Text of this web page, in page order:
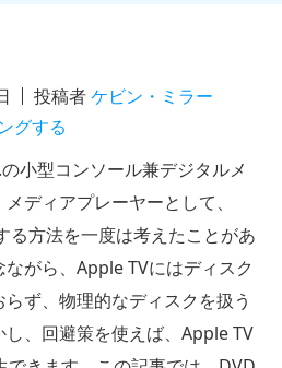
投稿者ケビン・ミラー
グする
小型コンソール兼デジタルメ
ディアプレーヤーとして、
る方法を一度は考えたことがあ
がら、Apple TVにはディスク
ず、物理的なディスクを扱う
、回避策を使えば、Apple TV